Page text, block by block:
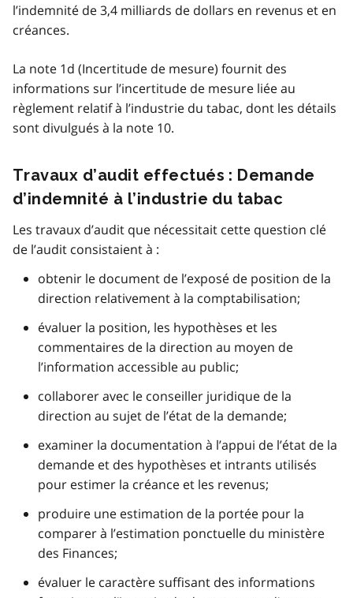
l’indemnité de 3,4 milliards de dollars en revenus et en
créances.
La note 1d (Incertitude de mesure) fournit des
informations sur l’incertitude de mesure liée au
règlement relatif à l’industrie du tabac, dont les détails
sont divulgués à la note 10.
Travaux d’audit effectués : Demande
d’indemnité à l’industrie du tabac
Les travaux d’audit que nécessitait cette question clé
de l’audit consistaient à :
obtenir le document de l’exposé de position de la
direction relativement à la comptabilisation;
évaluer la position, les hypothèses et les
commentaires de la direction au moyen de
l’information accessible au public;
collaborer avec le conseiller juridique de la
direction au sujet de l’état de la demande;
examiner la documentation à l’appui de l’état de la
demande et des hypothèses et intrants utilisés
pour estimer la créance et les revenus;
produire une estimation de la portée pour la
comparer à l’estimation ponctuelle du ministère
des Finances;
évaluer le caractère suffisant des informations